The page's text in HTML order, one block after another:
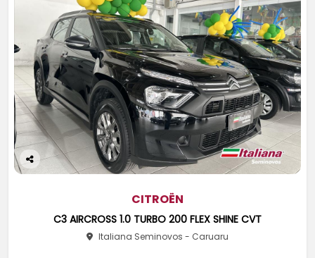
Co
CITROËN
C3 AIRCROSS 1.0 TURBO 200 FLEX SHINE CVT
Italiana Seminovos - Caruaru